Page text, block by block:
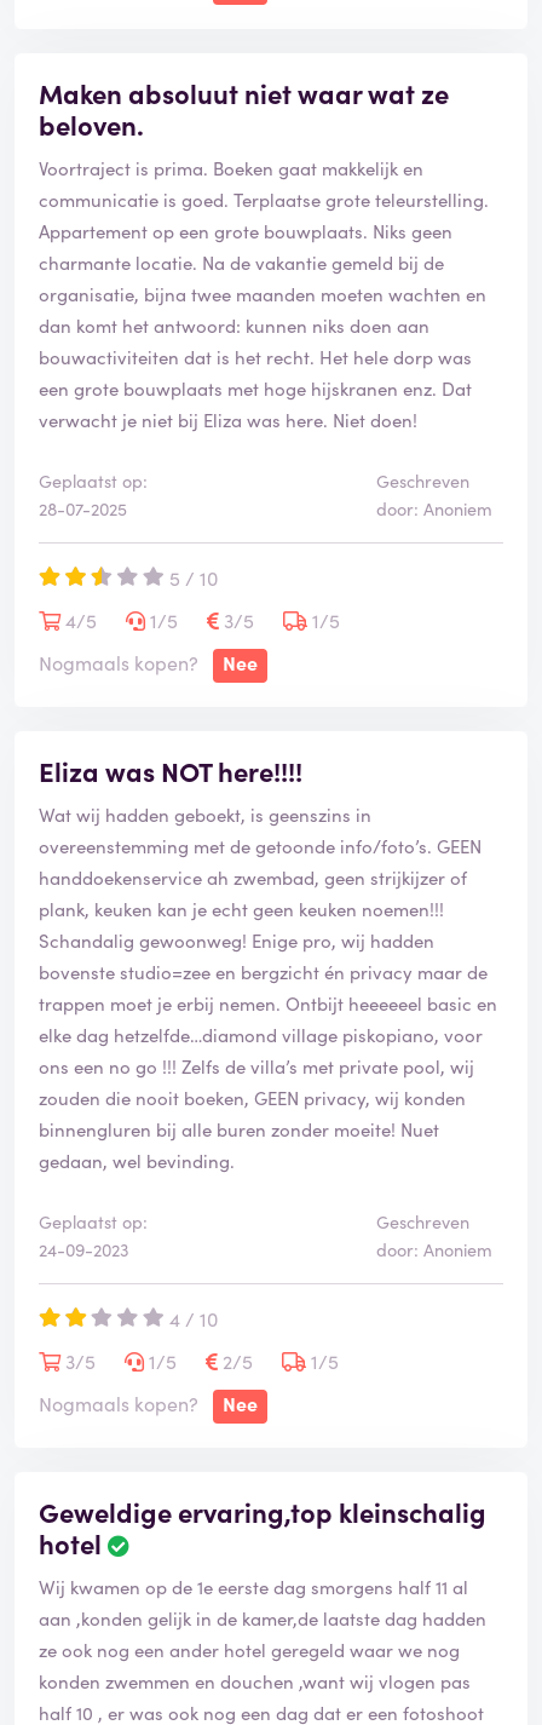
Maken absoluut niet waar wat ze
beloven.
Voortraject is prima. Boeken gaat makkelijk en
communicatie is goed. Terplaatse grote teleurstelling.
Appartement op een grote bouwplaats. Niks geen
charmante locatie. Na de vakantie gemeld bij de
organisatie, bijna twee maanden moeten wachten en
dan komt het antwoord: kunnen niks doen aan
bouwactiviteiten dat is het recht. Het hele dorp was
een grote bouwplaats met hoge hijskranen enz. Dat
verwacht je niet bij Eliza was here. Niet doen!
Geplaatst op:
28-07-2025
Geschreven
door: Anoniem
5 / 10
4/5
1/5 3/5
1/5
Nogmaals kopen?
Nee
Eliza was NOT here!!!!
Wat wij hadden geboekt, is geenszins in
overeenstemming met de getoonde info/foto’s. GEEN
handdoekenservice ah zwembad, geen strijkijzer of
plank, keuken kan je echt geen keuken noemen!!!
Schandalig gewoonweg! Enige pro, wij hadden
bovenste studio=zee en bergzicht én privacy maar de
trappen moet je erbij nemen. Ontbijt heeeeeel basic en
elke dag hetzelfde…diamond village piskopiano, voor
ons een no go !!! Zelfs de villa’s met private pool, wij
zouden die nooit boeken, GEEN privacy, wij konden
binnengluren bij alle buren zonder moeite! Nuet
gedaan, wel bevinding.
Geplaatst op:
24-09-2023
Geschreven
door: Anoniem
4 / 10
3/5
1/5 2/5
1/5
Nogmaals kopen?
Nee
Geweldige ervaring,top kleinschalig
hotel
Wij kwamen op de 1e eerste dag smorgens half 11 al
aan ,konden gelijk in de kamer,de laatste dag hadden
ze ook nog een ander hotel geregeld waar we nog
konden zwemmen en douchen ,want wij vlogen pas
half 10 , er was ook nog een dag dat er een fotoshoot